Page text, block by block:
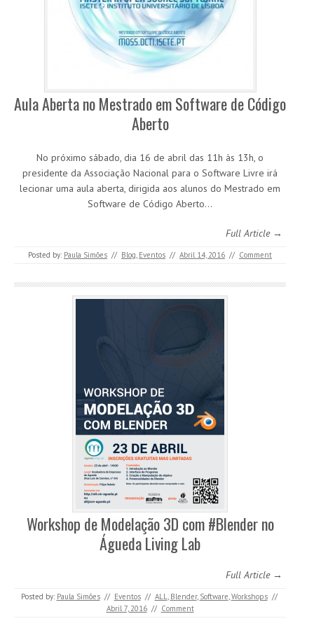
Aula Aberta no Mestrado em Software de Código
Aberto
No próximo sábado, dia 16 de abril das 11h às 13h, o
presidente da Associação Nacional para o Software Livre irá
lecionar uma aula aberta, dirigida aos alunos do Mestrado em
Software de Código Aberto…
Full Article →
Posted by: Paula Simões // Blog, Eventos // Abril 14, 2016 // Comment
Workshop de Modelação 3D com #Blender no
Águeda Living Lab
Full Article →
Posted by: Paula Simões // Eventos // ALL, Blender, Software,Workshops //
Abril 7, 2016 // Comment